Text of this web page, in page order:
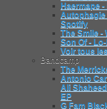
Haermape
Autophagie
Spotify
The Smile -
Son Of -
Voir tous
Bandcamp
The
Antonio
Ali
EP
G Fam